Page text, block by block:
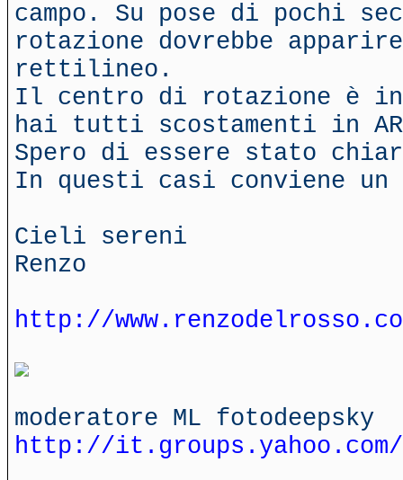
campo. Su pose di pochi
rotazione dovrebbe
rettilineo.
Il centro di rotazione è
hai tutti scostamenti in
Spero di essere stato
In questi casi conviene
Cieli sereni
Renzo
http://
moderatore ML fotodeepsky
http://it.groups.yahoo.com/